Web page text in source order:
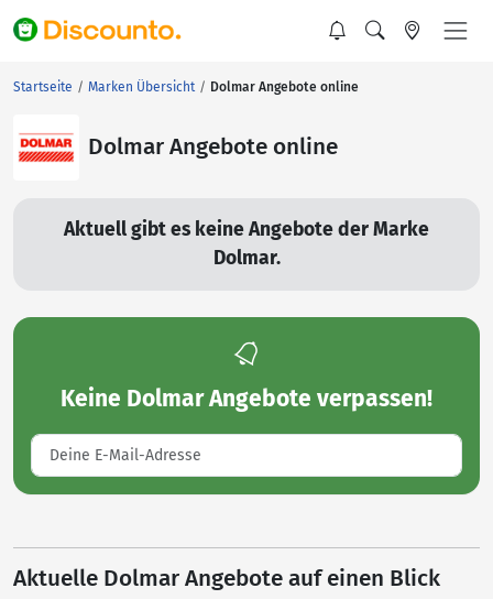
Startseite Marken Übersicht Dolmar Angebote online
Dolmar Angebote online
Aktuell gibt es keine Angebote der Marke
Dolmar.
Keine Dolmar Angebote verpassen!
Aktuelle Dolmar Angebote auf einen Blick